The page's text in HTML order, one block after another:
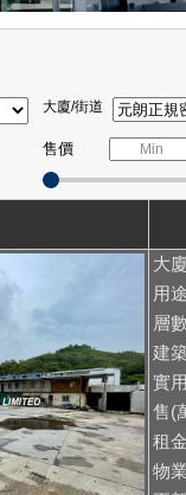
大廈/街道
售價
大
用
層
建
實
售(
租
物